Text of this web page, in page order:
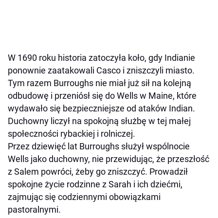
W 1690 roku historia zatoczyła koło, gdy Indianie
ponownie zaatakowali Casco i zniszczyli miasto.
Tym razem Burroughs nie miał już sił na kolejną
odbudowę i przeniósł się do Wells w Maine, które
wydawało się bezpieczniejsze od ataków Indian.
Duchowny liczył na spokojną służbę w tej małej
społeczności rybackiej i rolniczej.
Przez dziewięć lat Burroughs służył wspólnocie
Wells jako duchowny, nie przewidując, że przeszłość
z Salem powróci, żeby go zniszczyć. Prowadził
spokojne życie rodzinne z Sarah i ich dziećmi,
zajmując się codziennymi obowiązkami
pastoralnymi.